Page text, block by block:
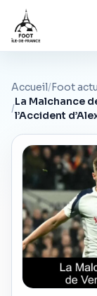
Accueil/Foot actu
/
La Malchance
l’Accident